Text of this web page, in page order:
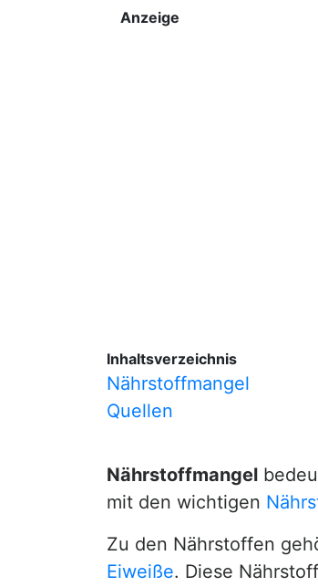
Anzeige
Inhaltsverzeichnis
Nährstoffmangel
Quellen
Nährstoffmangel
mit den wichtigen
Zu den Nährstoffen
Eiweiße. Diese